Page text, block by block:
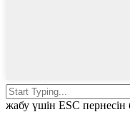
жабу үшін ESC